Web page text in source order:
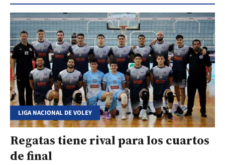
LIGA NACIONAL DE VOLEY
Regatas tiene rival para los cuartos
de final